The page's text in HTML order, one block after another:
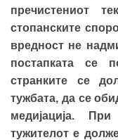
пречистениот
стопанските
вредност не
постапката се
странките се
тужбата, да се
медијација.
тужителот е